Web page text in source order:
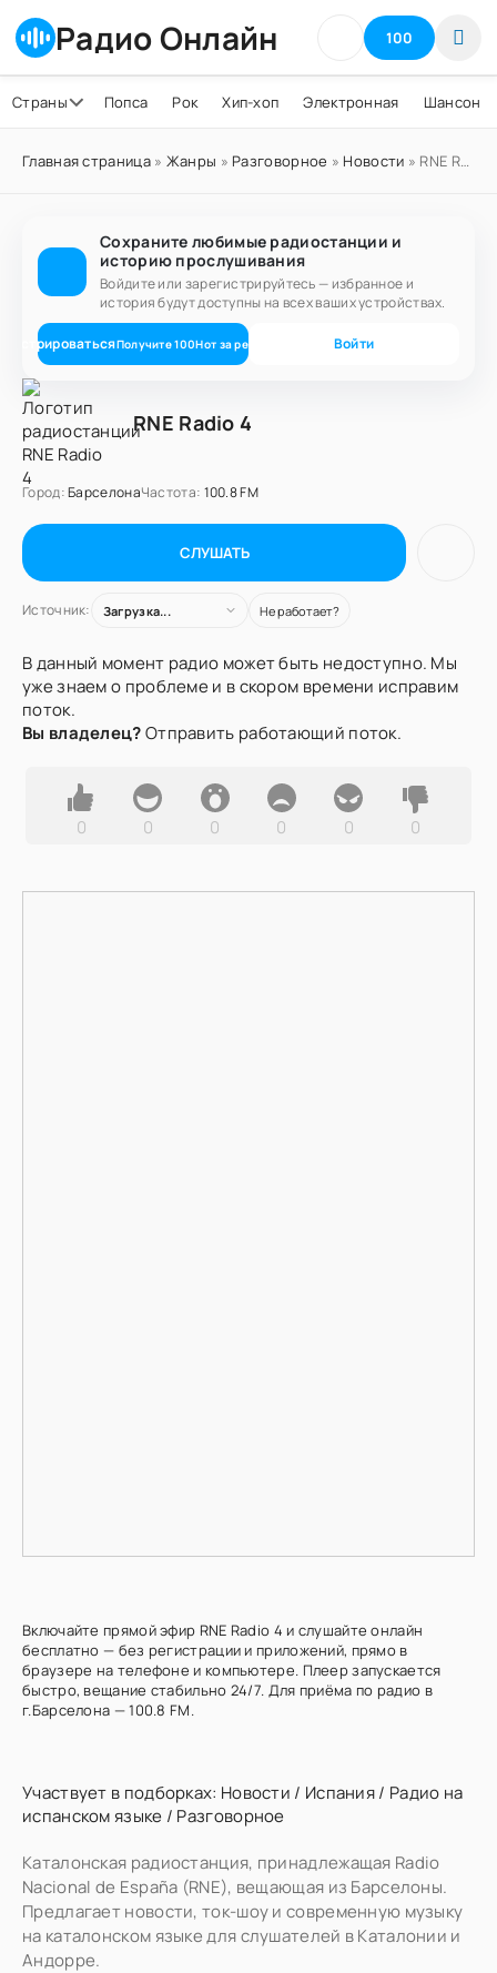
Радио Онлайн 100
Страны Попса Рок Хип-хоп Электронная Шансон
Главная страница» Жанры » Разговорное » Новости » RNE Radio 4
Сохраните любимые радиостанции и
историю прослушивания
Войдите или зарегистрируйтесь — избранное и
история будут доступны на всех ваших устройствах.
Получите100Нот за регистрацию Войти
RNE Radio 4
Город:БарселонаЧастота: 100.8 FM
СЛУШАТЬ
Источник: Загрузка... Не работает?
В данный момент радио может быть недоступно. Мы
уже знаем о проблеме и в скором времени исправим
поток.
Вы владелец?Отправить работающий поток.
0 0 0 0 0 0
Включайте прямой эфир RNE Radio 4 и слушайте онлайн
бесплатно — без регистрации и приложений, прямо в
браузере на телефоне и компьютере. Плеер запускается
быстро, вещание стабильно 24/7. Для приёма по радио в
г.Барселона — 100.8 FM.
Участвует в подборках: Новости / Испания/ Радио на
испанском языке / Разговорное
Каталонская радиостанция, принадлежащая Radio
Nacional de España (RNE), вещающая из Барселоны.
Предлагает новости, ток-шоу и современную музыку
на каталонском языке для слушателей в Каталонии и
Андорре.